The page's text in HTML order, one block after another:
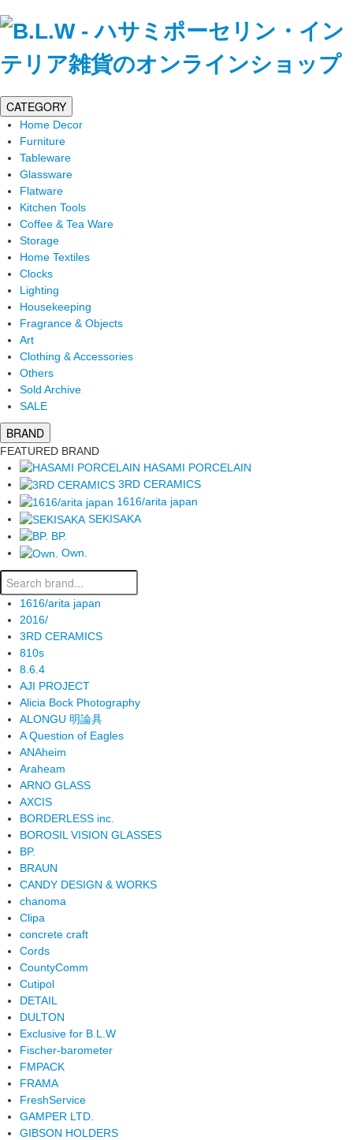
CATEGORY
Home Decor
Furniture
Tableware
Glassware
Flatware
Kitchen Tools
Coffee & Tea Ware
Storage
Home Textiles
Clocks
Lighting
Housekeeping
Fragrance & Objects
Art
Clothing & Accessories
Others
Sold Archive
SALE
BRAND
FEATURED BRAND
HASAMI PORCELAIN
3RD CERAMICS
1616/arita japan
SEKISAKA
BP.
Own.
1616/arita japan
2016/
3RD CERAMICS
810s
8.6.4
AJI PROJECT
Alicia Bock Photography
ALONGU 明論具
A Question of Eagles
ANAheim
Araheam
ARNO GLASS
AXCIS
BORDERLESS inc.
BOROSIL VISION GLASSES
BP.
BRAUN
CANDY DESIGN & WORKS
chanoma
Clipa
concrete craft
Cords
CountyComm
Cutipol
DETAIL
DULTON
Exclusive for B.L.W
Fischer-barometer
FMPACK
FRAMA
FreshService
GAMPER LTD.
GIBSON HOLDERS